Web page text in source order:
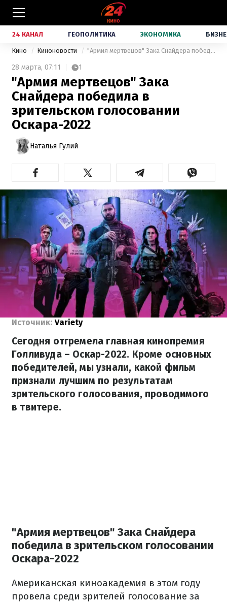
24 КАНАЛ ГЕОПОЛИТИКА ЭКОНОМИКА
Кино Киноновости "Армия мертвецов" Зака Снайдера победила в зрительском голосовании Оскара-2022
28 марта, 07:11 1
"Армия мертвецов" Зака
Снайдера победила в
зрительском голосовании
Оскара-2022
Наталья Гулий
Источник: Variety
Сегодня отгремела главная кинопремия
Голливуда – Оскар-2022. Кроме основных
победителей, мы узнали, какой фильм
признали лучшим по результатам
зрительского голосования, проводимого
в твитере.
"Армия мертвецов" Зака ​​Снайдера
победила в зрительском голосовании
Оскара-2022
Американская киноакадемия в этом году
провела среди зрителей голосование за